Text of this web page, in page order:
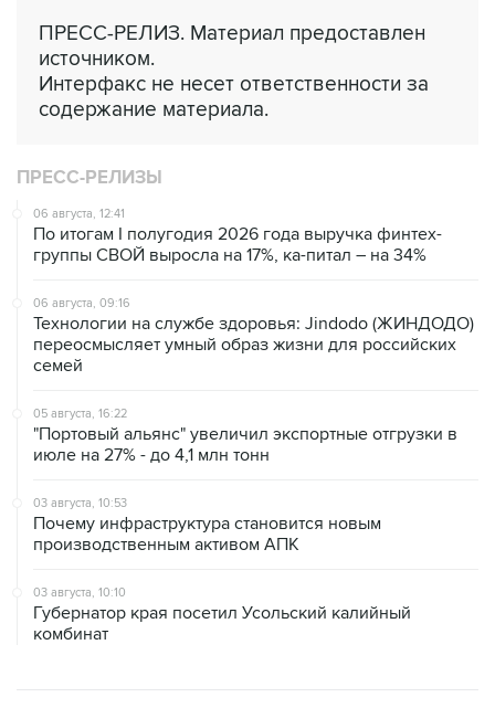
ПРЕСС-РЕЛИЗ. Материал предоставлен
источником.
Интерфакс не несет ответственности за
содержание материала.
ПРЕСС-РЕЛИЗЫ
06 августа, 12:41
По итогам I полугодия 2026 года выручка финтех-
группы СВОЙ выросла на 17%, ка-питал – на 34%
06 августа, 09:16
Технологии на службе здоровья: Jindodo (ЖИНДОДО)
переосмысляет умный образ жизни для российских
семей
05 августа, 16:22
"Портовый альянс" увеличил экспортные отгрузки в
июле на 27% - до 4,1 млн тонн
03 августа, 10:53
Почему инфраструктура становится новым
производственным активом АПК
03 августа, 10:10
Губернатор края посетил Усольский калийный
комбинат